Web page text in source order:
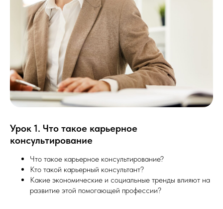
Урок 1. Что такое карьерное
консультирование
Что такое карьерное консультирование?
Кто такой карьерный консультант?
Какие экономические и социальные тренды влияют на
развитие этой помогающей профессии?